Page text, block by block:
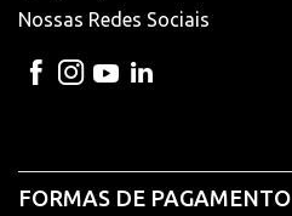
Nossas Redes Sociais
FORMAS DE PAGAMENTO